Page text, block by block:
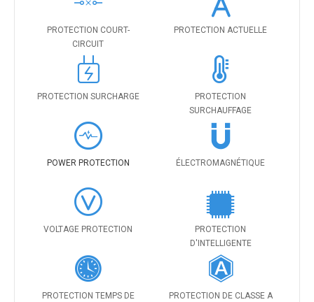
PROTECTION COURT-
CIRCUIT
PROTECTION ACTUELLE
PROTECTION SURCHARGE
PROTECTION
SURCHAUFFAGE
POWER PROTECTION ÉLECTROMAGNÉTIQUE
VOLTAGE PROTECTION
PROTECTION
D'INTELLIGENTE
PROTECTION TEMPS DE
PROTECTION DE CLASSE A